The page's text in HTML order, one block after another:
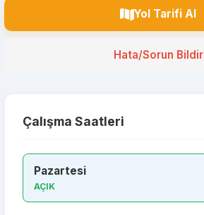
Yol Tarifi Al
Hata/Sorun Bildir
Çalışma Saatleri
Pazartesi
AÇIK